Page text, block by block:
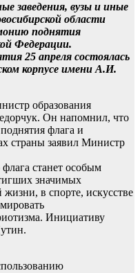
заведения, вузы и иные
области
поднятия
Федерации.
25 апреля состоялась
корпусе имени А.И.
образования
Он напомнил, что
флага и
страны заявил Министр
станет особым
значимых
жизни, в спорте, искусстве
Инициативу